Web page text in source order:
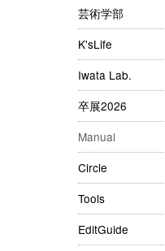
芸術学部
K'sLife
Iwata Lab.
卒展2026
Manual
Circle
Tools
EditGuide